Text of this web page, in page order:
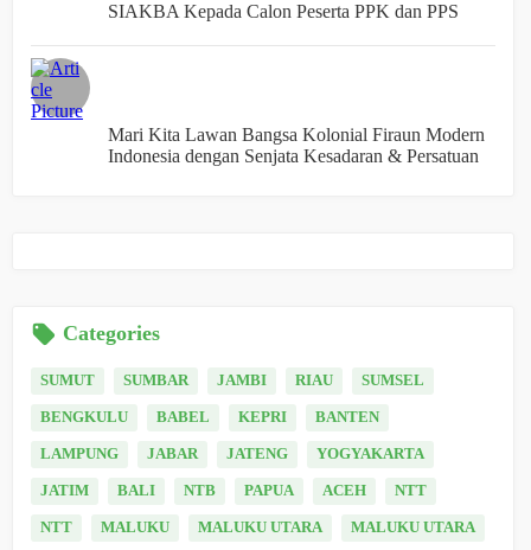
SIAKBA Kepada Calon Peserta PPK dan PPS
Mari Kita Lawan Bangsa Kolonial Firaun Modern
Indonesia dengan Senjata Kesadaran & Persatuan
Categories
SUMUT SUMBAR JAMBI RIAU SUMSEL
BENGKULU BABEL KEPRI BANTEN
LAMPUNG JABAR JATENG YOGYAKARTA
JATIM BALI NTB PAPUA ACEH NTT
NTT MALUKU MALUKU UTARA MALUKU UTARA